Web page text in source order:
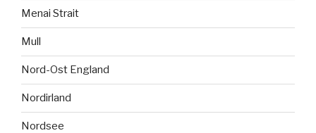
Menai Strait
Mull
Nord-Ost England
Nordirland
Nordsee